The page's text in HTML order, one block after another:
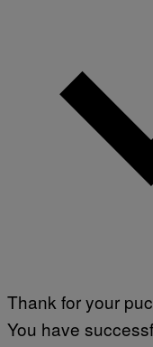
Thank for your
You have